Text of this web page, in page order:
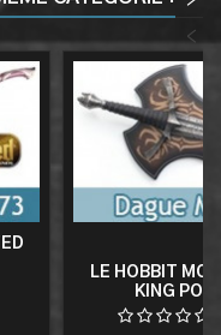
<
LE HOBBIT
KING